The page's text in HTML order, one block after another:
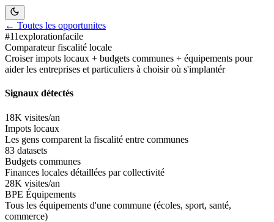
← Toutes les opportunites
#11explorationfacile
Comparateur fiscalité locale
Croiser impots locaux + budgets communes + équipements pour
aider les entreprises et particuliers à choisir où s'implantér
Signaux détectés
18K visites/an
Impots locaux
Les gens comparent la fiscalité entre communes
83 datasets
Budgets communes
Finances locales détaillées par collectivité
28K visites/an
BPE Équipements
Tous les équipements d'une commune (écoles, sport, santé,
commerce)